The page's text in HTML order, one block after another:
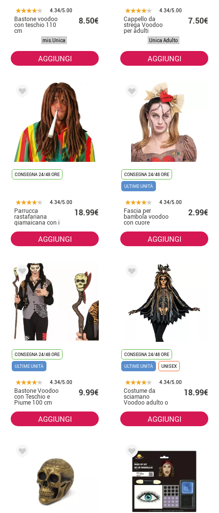
4.34/5.00
Bastone voodoo
con teschio 110
cm
8.50€
mis.Unica
AGGIUNGI
4.34/5.00
Cappello da
strega Voodoo
per adulti
7.50€
Unica Adulto
AGGIUNGI
CONSEGNA 24/48 ORE
4.34/5.00
Parrucca
rastafariana
giamaicana con i
dreadlocks
18.99€
AGGIUNGI
CONSEGNA 24/48 ORE
ULTIME UNITÀ
4.34/5.00
Fascia per
bambola voodoo
con cuore
2.99€
AGGIUNGI
CONSEGNA 24/48 ORE
ULTIME UNITÀ
4.34/5.00
Bastone Voodoo
con Teschio e
Piume 100 cm
9.99€
AGGIUNGI
CONSEGNA 24/48 ORE
ULTIME UNITÀ
UNISEX
4.34/5.00
Costume da
sciamano
Voodoo adulto o
18.99€
AGGIUNGI